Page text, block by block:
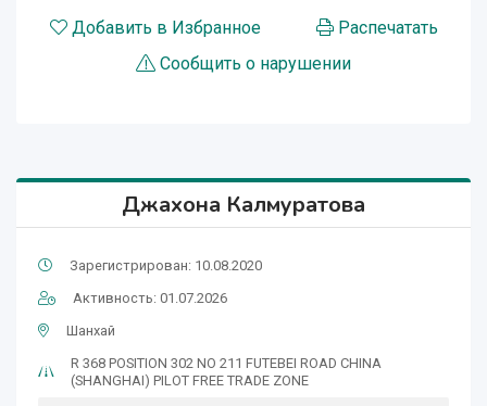
Добавить в Избранное
Распечатать
Сообщить о нарушении
Джахона Калмуратова
Зарегистрирован: 10.08.2020
Активность: 01.07.2026
Шанхай
R 368 POSITION 302 NO 211 FUTEBEI ROAD CHINA
(SHANGHAI) PILOT FREE TRADE ZONE